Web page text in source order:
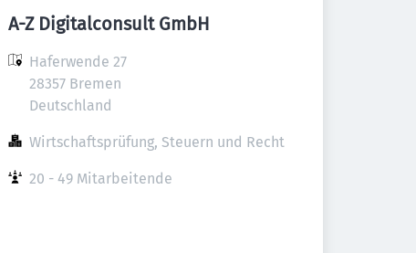
A-Z Digitalconsult GmbH
Haferwende 27
28357 Bremen
Deutschland
Wirtschaftsprüfung, Steuern und Recht
20 - 49 Mitarbeitende